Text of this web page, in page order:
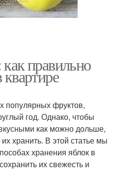
правильно
популярных фруктов,
год. Однако, чтобы
как можно дольше,
хранить. В этой статье мы
хранения яблок в
их свежесть и